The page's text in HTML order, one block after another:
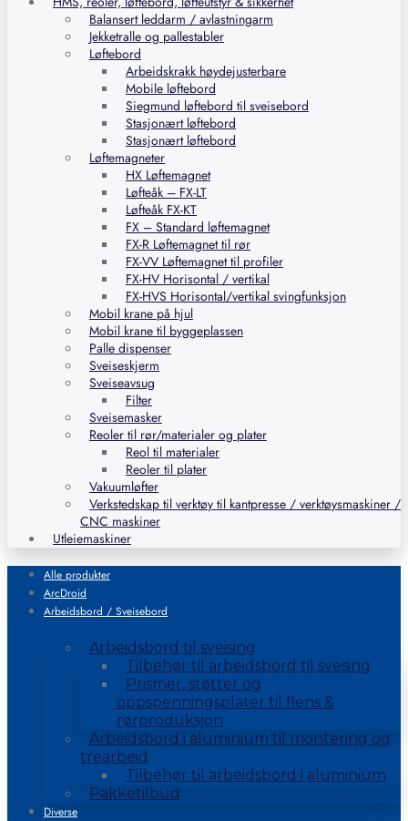
Balansert leddarm / avlastningarm
Jekketralle og pallestabler
Løftebord
Arbeidskrakk høydejusterbare
Mobile løftebord
Siegmund løftebord til sveisebord
Stasjonært løftebord
Stasjonært løftebord
Løftemagneter
HX Løftemagnet
Løfteåk – FX-LT
Løfteåk FX-KT
FX – Standard løftemagnet
FX-R Løftemagnet til rør
FX-VV Løftemagnet til profiler
FX-HV Horisontal / vertikal
FX-HVS Horisontal/vertikal svingfunksjon
Mobil krane på hjul
Mobil krane til byggeplassen
Palle dispenser
Sveiseskjerm
Sveiseavsug
Filter
Sveisemasker
Reoler til rør/materialer og plater
Reol til materialer
Reoler til plater
Vakuumløfter
Verkstedskap til verktøy til kantpresse / verktøysmaskiner /
CNC maskiner
Utleiemaskiner
Alle produkter
ArcDroid
Arbeidsbord / Sveisebord
Arbeidsbord til sveising
Tilbehør til arbeidsbord til svesing
Prismer, støtter og
oppspenningsplater til flens &
rørproduksjon
Arbeidsbord i aluminium til montering og
trearbeid
Tilbehør til arbeidsbord i aluminium
Pakketilbud
Diverse